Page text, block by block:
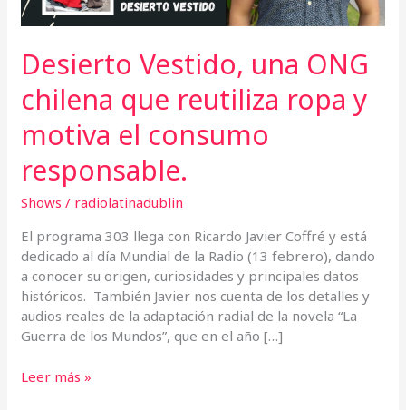
Desierto Vestido, una ONG
chilena que reutiliza ropa y
motiva el consumo
responsable.
Shows / radiolatinadublin
El programa 303 llega con Ricardo Javier Coffré y está
dedicado al día Mundial de la Radio (13 febrero), dando
a conocer su origen, curiosidades y principales datos
históricos. También Javier nos cuenta de los detalles y
audios reales de la adaptación radial de la novela “La
Guerra de los Mundos”, que en el año […]
motiva
el
consumo
responsable.
Leer más »